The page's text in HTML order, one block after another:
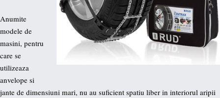
Anumite
modele de
masini, pentru
care se
utilizeaza
anvelope si
jante de dimensiuni mari, nu au suficient spatiu liber in interiorul aripii